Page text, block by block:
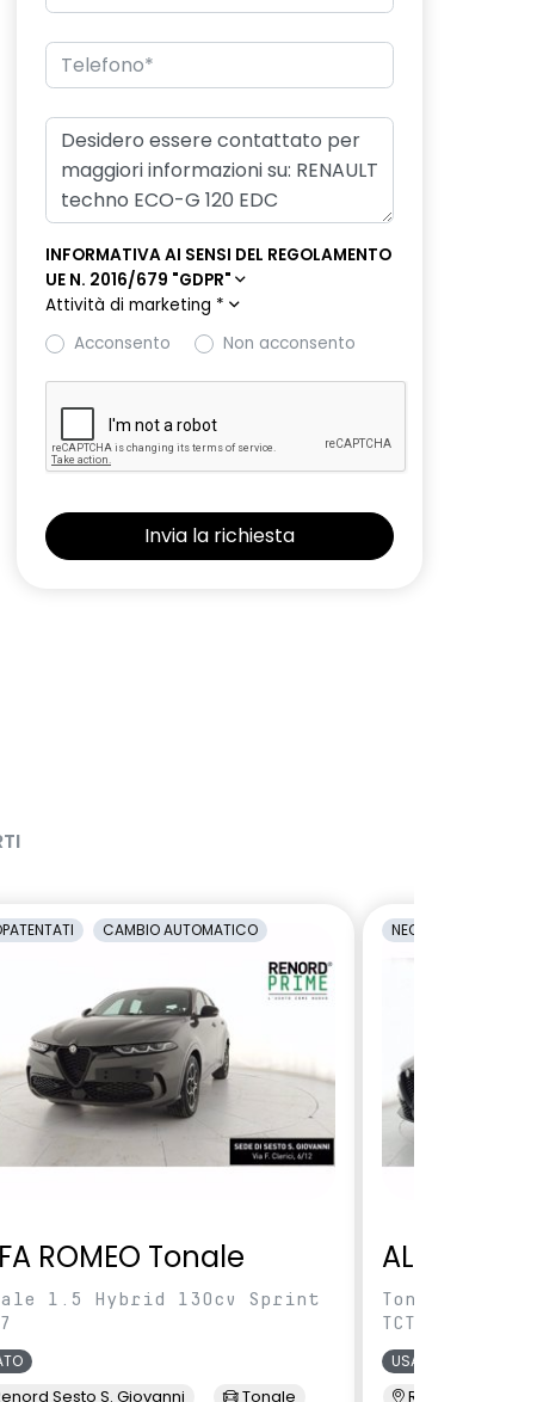
INFORMATIVA AI SENSI DEL REGOLAMENTO
UE N. 2016/679 "GDPR"
Attività di marketing *
Acconsento
Non acconsento
CAMBIO AUTOMATICO
ROMEO Tonale
1.5 Hybrid 130cv Sprint
Sesto S. Giovanni
Tonale
NEOPATENTATI
ALFA
Tonale 1.5
TCT7
USATO
Renord